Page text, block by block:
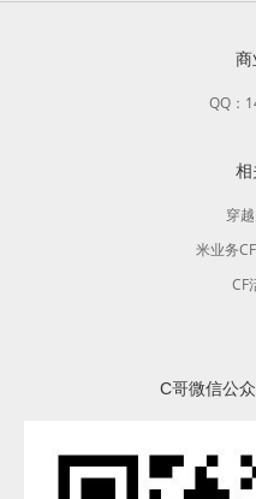
商
QQ：
相
穿
米业务
CF
C哥微信公